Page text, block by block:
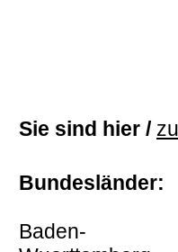
Sie sind hier /
Bundesländer:
Baden-